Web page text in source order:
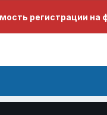
регистрации на